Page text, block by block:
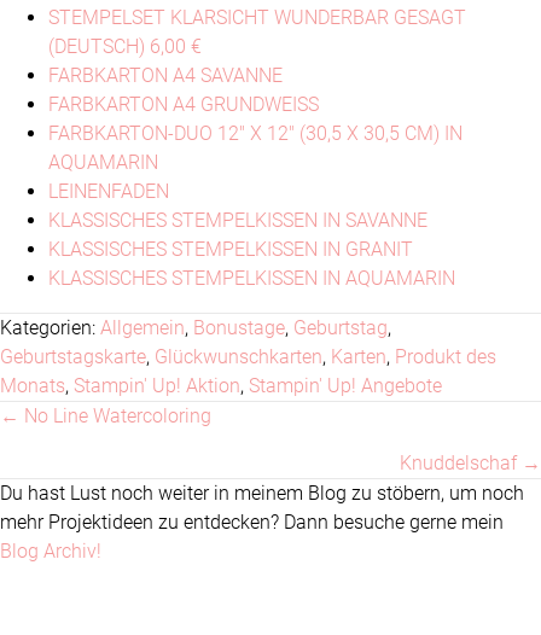
STEMPELSET KLARSICHT WUNDERBAR GESAGT
(DEUTSCH) 6,00 €
FARBKARTON A4 SAVANNE
FARBKARTON A4 GRUNDWEISS
FARBKARTON-DUO 12" X 12" (30,5 X 30,5 CM) IN
AQUAMARIN
LEINENFADEN
KLASSISCHES STEMPELKISSEN IN SAVANNE
KLASSISCHES STEMPELKISSEN IN GRANIT
KLASSISCHES STEMPELKISSEN IN AQUAMARIN
Kategorien: Allgemein, Bonustage, Geburtstag,
Geburtstagskarte, Glückwunschkarten, Karten, Produkt des
Monats, Stampin' Up! Aktion, Stampin' Up! Angebote
Posts
navigation
← No Line Watercoloring
Knuddelschaf →
Du hast Lust noch weiter in meinem Blog zu stöbern, um noch
mehr Projektideen zu entdecken? Dann besuche gerne mein
Blog Archiv!